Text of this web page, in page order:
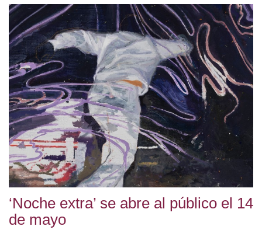
‘Noche extra’ se abre al público el 14
de mayo